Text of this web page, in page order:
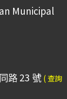
Municipal
路 23 號 ( 查詢